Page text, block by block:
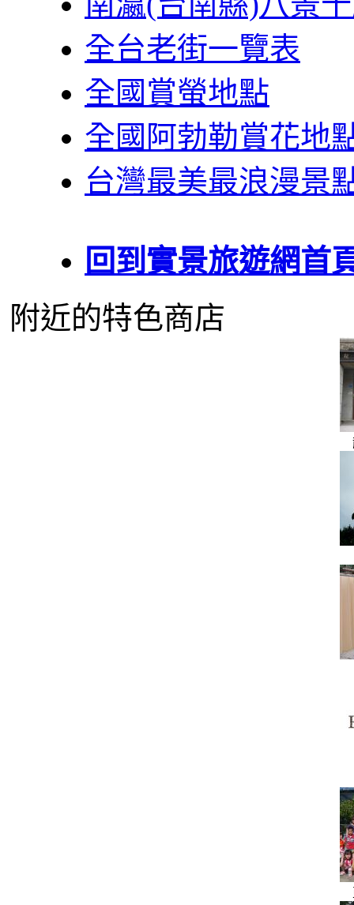
全台老街一覽表
全國賞螢地點
全國阿勃勒賞花地
台灣最美最浪漫景
回到實景旅遊網首
附近的特色商店